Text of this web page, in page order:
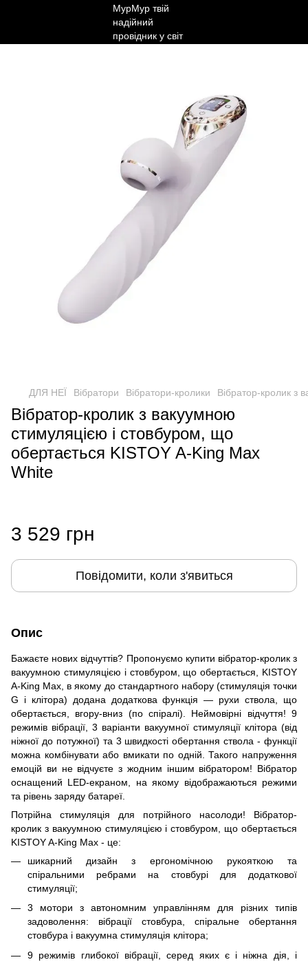
ДЛЯ НЕЇ Вібратори Вібратори-кролики Вібратор-кролик з
Вібратор-кролик з вакуумною
стимуляцією і стовбуром, що
обертається KISTOY A-King Max
White
3 529 грн
Повідомити, коли з'явиться
Опис
Бажаєте нових відчуттів? Пропонуємо купити вібратор-кролик з
вакуумною стимуляцією і стовбуром, що обертається, KISTOY
A-King Max, в якому до стандартного набору (стимуляція точки
G і клітора) додана додаткова функція — рухи ствола, що
обертається, вгору-вниз (по спіралі). Неймовірні відчуття! 9
режимів вібрації, 3 варіанти вакуумної стимуляції клітора (від
ніжної до потужної) та 3 швидкості обертання ствола - функції
можна комбінувати або вмикати по одній. Такого напруження
емоцій ви не відчуєте з жодним іншим вібратором! Вібратор
оснащений LED-екраном, на якому відображаються режими
та рівень заряду батареї.
Потрійна стимуляція для потрійного насолоди! Вібратор-
кролик з вакуумною стимуляцією і стовбуром, що обертається
KISTOY A-King Max - це:
шикарний дизайн з ергономічною рукояткою та
спіральними ребрами на стовбурі для додаткової
стимуляції;
3 мотори з автономним управлінням для різних типів
задоволення: вібрації стовбура, спіральне обертання
стовбура і вакуумна стимуляція клітора;
9 режимів глибокої вібрації, серед яких є і ніжна дія, і